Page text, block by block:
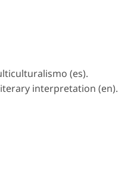
(es).
interpretation (en).